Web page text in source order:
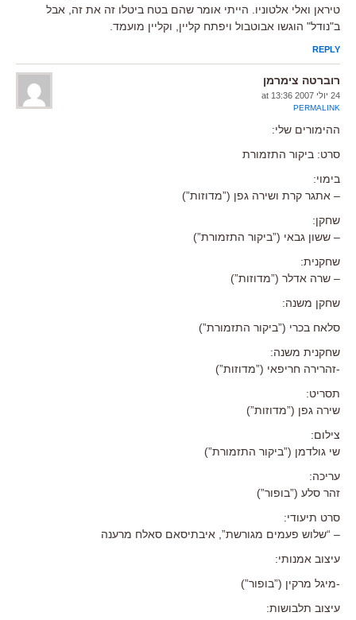
טיראן ואלי אלטוניו. הייתי אומר שהם בטח ביטלו זה את זה, אבל
ב"נודל" הוגשו אבוטבול ויפתח קליין, וקליין מועמד.
REPLY
רוברטה צימרמן
24 יולי 2007 at 13:36
PERMALINK
ההימורים שלי:
סרט: ביקור התזמורת
בימוי:
– אתגר קרת ושירה גפן (”מדוזות”)
שחקן:
– ששון גבאי (”ביקור התזמורת”)
שחקנית:
– שרה אדלר (”מדוזות”)
שחקן משנה:
סלאח בכרי (”ביקור התזמורת”)
שחקנית משנה:
-זהרירה חריפאי (”מדוזות”)
תסריט:
שירה גפן (”מדוזות”)
צילום:
שי גולדמן (”ביקור התזמורת”)
עריכה:
זהר סלע (”בופור”)
סרט תיעודי:
– “שלוש פעמים מגורשת”, איבתיסאם סאלח מרענה
עיצוב אמנותי:
-מיגל מרקין (”בופור”)
עיצוב תלבושות: